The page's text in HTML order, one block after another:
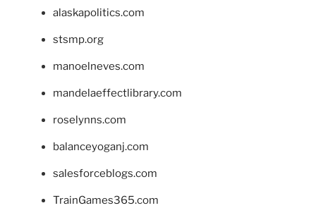
alaskapolitics.com
stsmp.org
manoelneves.com
mandelaeffectlibrary.com
roselynns.com
balanceyoganj.com
salesforceblogs.com
TrainGames365.com